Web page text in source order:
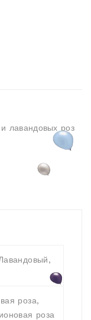
лавандовых роз
роза,
роза